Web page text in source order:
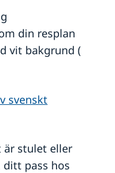
din resplan
vit bakgrund (
svenskt
är stulet eller
pass hos